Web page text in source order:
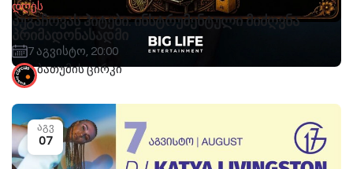
დღეს
პუგაჩოვას ჰიტები: ინსტრუმენტული მიძღვნა
პრიმადონასადმი
7 აგვისტო, 20:00
ბათუმის ცირკი
აგვ
07